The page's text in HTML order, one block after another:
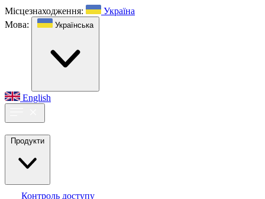
Місцезнаходження:
Україна
Мова:
Українська
English
Продукти
Контроль доступу